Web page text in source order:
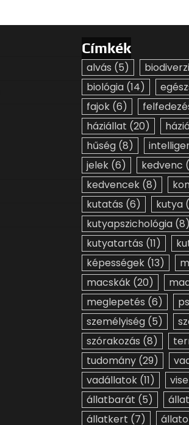
Címkék
alvás (5)
biológia (14)
fajok (6)
háziállat (20)
hűség (8)
jelek (6) kedvenc
kedvencek (8)
kutatás (6) kutya
kutyapszichológia (8)
kutyatartás (11)
képességek (13)
macskák (20)
meglepetés (6)
személyiség (5)
szórakozás (8)
tudomány (29)
vadállatok (11)
állatbarát (5)
állatkert (7)